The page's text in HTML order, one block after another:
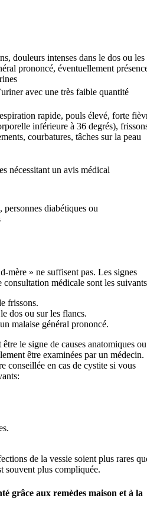
douleurs intenses dans le dos ou les
prononcé, éventuellement
avec une très faible quantité
rapide, pouls élevé, forte
inférieure à 36 degrés),
courbatures, tâches sur la peau
nécessitant un avis médical
personnes diabétiques ou
mère » ne suffisent pas. Les signes
médicale sont les
frissons.
dos ou sur les flancs.
malaise général prononcé.
le signe de causes anatomiques ou
être examinées par un médecin.
conseillée en cas de cystite si vous
de la vessie soient plus rares
souvent plus compliquée.
grâce aux remèdes maison et à la